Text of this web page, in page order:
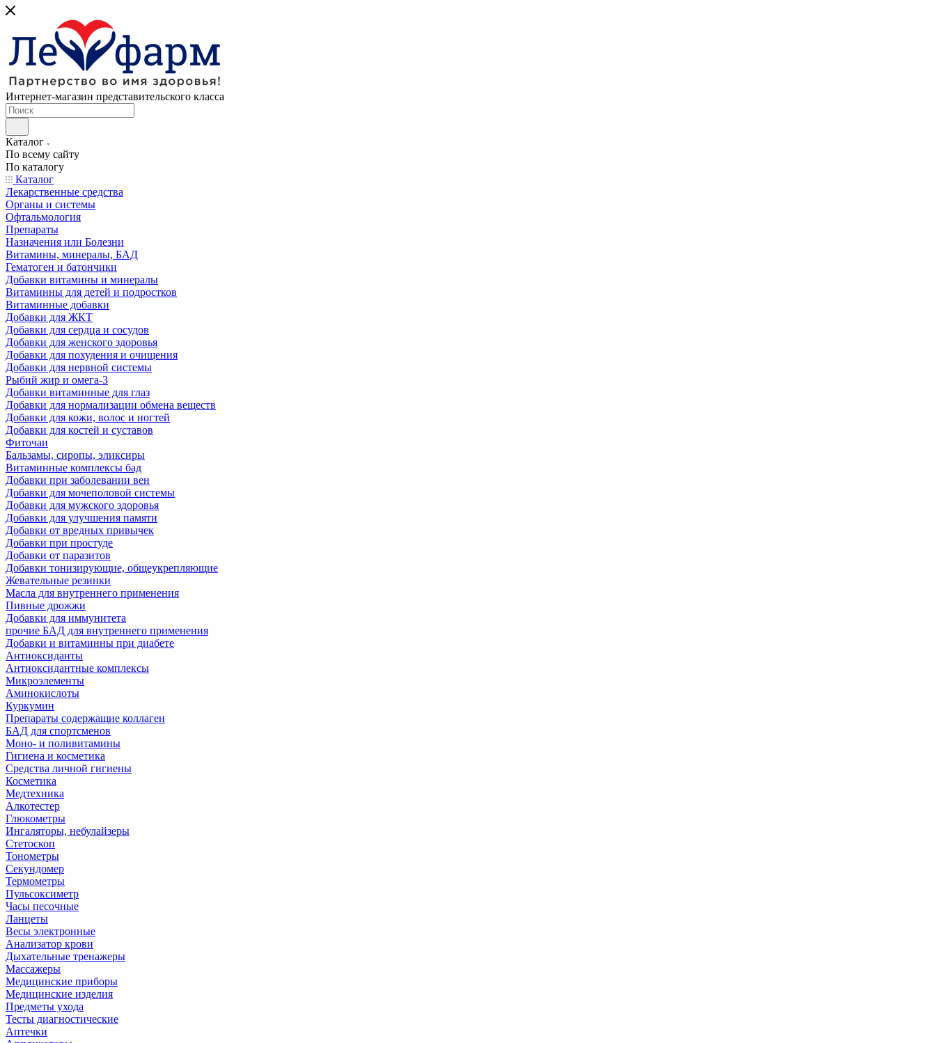
Интернет-магазин представительского класса
Каталог
По всему сайту
По каталогу
Каталог
Лекарственные средства
Органы и системы
Офтальмология
Препараты
Назначения или Болезни
Витамины, минералы, БАД
Гематоген и батончики
Добавки витамины и минералы
Витаминны для детей и подростков
Витаминные добавки
Добавки для ЖКТ
Добавки для сердца и сосудов
Добавки для женского здоровья
Добавки для похудения и очищения
Добавки для нервной системы
Рыбий жир и омега-3
Добавки витаминные для глаз
Добавки для нормализации обмена веществ
Добавки для кожи, волос и ногтей
Добавки для костей и суставов
Фиточаи
Бальзамы, сиропы, эликсиры
Витаминные комплексы бад
Добавки при заболевании вен
Добавки для мочеполовой системы
Добавки для мужского здоровья
Добавки для улучшения памяти
Добавки от вредных привычек
Добавки при простуде
Добавки от паразитов
Добавки тонизирующие, общеукрепляющие
Жевательные резинки
Масла для внутреннего применения
Пивные дрожжи
Добавки для иммунитета
прочие БАД для внутреннего применения
Добавки и витаминны при диабете
Антиоксиданты
Антиоксидантные комплексы
Микроэлементы
Аминокислоты
Куркумин
Препараты содержащие коллаген
БАД для спортсменов
Моно- и поливитамины
Гигиена и косметика
Средства личной гигиены
Косметика
Медтехника
Алкотестер
Глюкометры
Ингаляторы, небулайзеры
Стетоскоп
Тонометры
Секундомер
Термометры
Пульсоксиметр
Часы песочные
Ланцеты
Весы электронные
Анализатор крови
Дыхательные тренажеры
Массажеры
Медицинские приборы
Медицинские изделия
Предметы ухода
Тесты диагностические
Аптечки